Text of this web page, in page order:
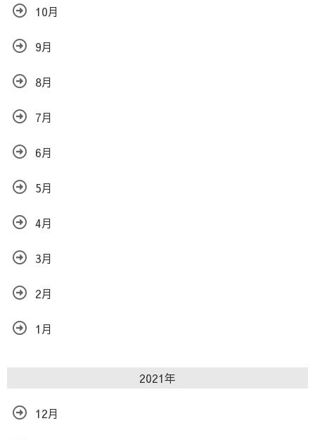
10月
9月
8月
7月
6月
5月
4月
3月
2月
1月
2021年
12月